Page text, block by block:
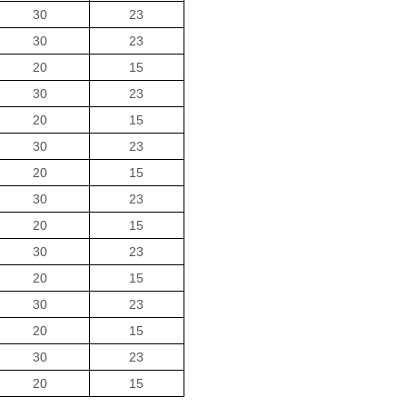
30
23
30
23
20
15
30
23
20
15
30
23
20
15
30
23
20
15
30
23
20
15
30
23
20
15
30
23
20
15